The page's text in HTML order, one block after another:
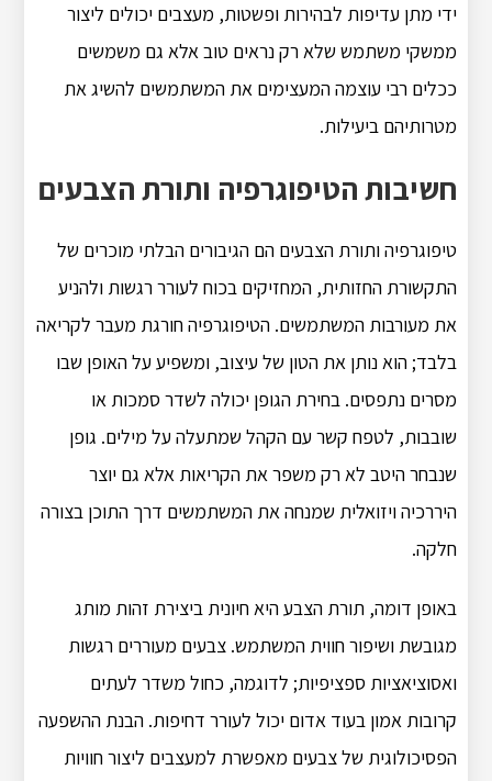
ידי מתן עדיפות לבהירות ופשטות, מעצבים יכולים ליצור
ממשקי משתמש שלא רק נראים טוב אלא גם משמשים
ככלים רבי עוצמה המעצימים את המשתמשים להשיג את
מטרותיהם ביעילות.
חשיבות הטיפוגרפיה ותורת הצבעים
טיפוגרפיה ותורת הצבעים הם הגיבורים הבלתי מוכרים של
התקשורת החזותית, המחזיקים בכוח לעורר רגשות ולהניע
את מעורבות המשתמשים. הטיפוגרפיה חורגת מעבר לקריאה
בלבד; הוא נותן את הטון של עיצוב, ומשפיע על האופן שבו
מסרים נתפסים. בחירת הגופן יכולה לשדר סמכות או
שובבות, לטפח קשר עם הקהל שמתעלה על מילים. גופן
שנבחר היטב לא רק משפר את הקריאות אלא גם יוצר
היררכיה ויזואלית שמנחה את המשתמשים דרך התוכן בצורה
חלקה.
באופן דומה, תורת הצבע היא חיונית ביצירת זהות מותג
מגובשת ושיפור חווית המשתמש. צבעים מעוררים רגשות
ואסוציאציות ספציפיות; לדוגמה, כחול משדר לעתים
קרובות אמון בעוד אדום יכול לעורר דחיפות. הבנת ההשפעה
הפסיכולוגית של צבעים מאפשרת למעצבים ליצור חוויות